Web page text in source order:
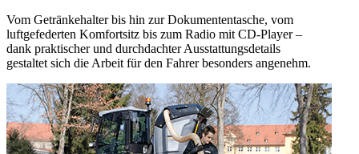
Vom Getränkehalter bis hin zur Dokumententasche, vom
luftgefederten Komfortsitz bis zum Radio mit CD-Player –
dank praktischer und durchdachter Ausstattungsdetails
gestaltet sich die Arbeit für den Fahrer besonders angenehm.